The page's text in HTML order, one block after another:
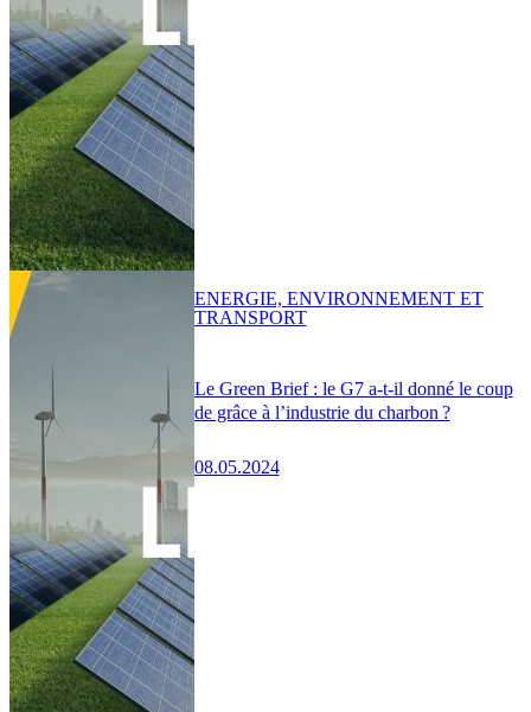
Le Green Brief : le G7 a-t-il donné le coup
de grâce à l’industrie du charbon ?
08.05.2024
ENERGIE, ENVIRONNEMENT ET
TRANSPORT